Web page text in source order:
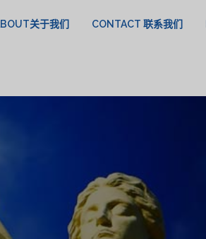
关于我们 CONTACT 联系我们